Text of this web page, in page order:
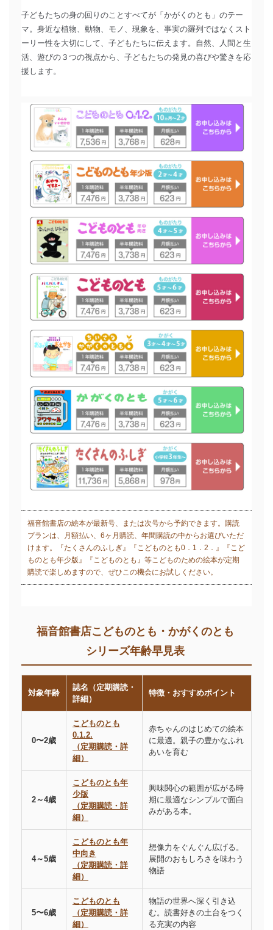
子どもたちの身の回りのことすべてが「かがくのとも」のテー
マ。身近な植物、動物、モノ、現象を、事実の羅列ではなくスト
ーリー性を大切にして、子どもたちに伝えます。自然、人間と生
活、遊びの３つの視点から、子どもたちの発見の喜びや驚きを応
援します。
福音館書店の絵本が最新号、または次号から予約できます。購読
プランは、月額払い、6ヶ月購読、年間購読の中からお選びいただ
けます。『たくさんのふしぎ』『こどものとも0．1．2．』『こど
ものとも年少版』『こどものとも』等こどものための絵本が定期
購読で楽しめますので、ぜひこの機会にお試しください。
福音館書店こどものとも・かがくのとも
シリーズ年齢早見表
対象年齢
誌名（定期購読・
詳細）
特徴・おすすめポイント
0〜2歳
こどものとも
0.1.2.
（定期購読・詳
細）
赤ちゃんのはじめての絵本
に最適。親子の豊かなふれ
あいを育む
2～4歳
こどものとも年
少版
（定期購読・詳
細）
興味関心の範囲が広がる時
期に最適なシンプルで面白
みがある本。
4～5歳
こどものとも年
中向き
（定期購読・詳
細）
想像力をぐんぐん広げる。
展開のおもしろさを味わう
物語
5〜6歳
こどものとも
（定期購読・詳
細）
物語の世界へ深く引き込
む。読書好きの土台をつく
る充実の内容